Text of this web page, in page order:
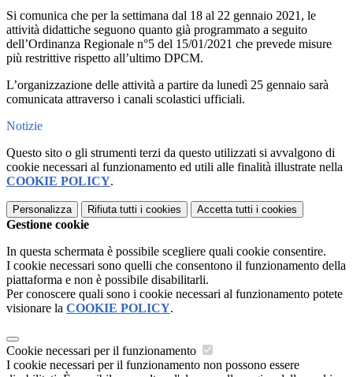
Si comunica che per la settimana dal 18 al 22 gennaio 2021, le
attività didattiche seguono quanto già programmato a seguito
dell’Ordinanza Regionale n°5 del 15/01/2021 che prevede misure
più restrittive rispetto all’ultimo DPCM.
L’organizzazione delle attività a partire da lunedì 25 gennaio sarà
comunicata attraverso i canali scolastici ufficiali.
Notizie
Questo sito o gli strumenti terzi da questo utilizzati si avvalgono di
cookie necessari al funzionamento ed utili alle finalità illustrate nella
COOKIE POLICY.
Personalizza Rifiuta tutti i cookies Accetta tutti i cookies
Gestione cookie
In questa schermata è possibile scegliere quali cookie consentire.
I cookie necessari sono quelli che consentono il funzionamento della
piattaforma e non è possibile disabilitarli.
Per conoscere quali sono i cookie necessari al funzionamento potete
visionare la COOKIE POLICY.
Cookie necessari per il funzionamento
I cookie necessari per il funzionamento non possono essere